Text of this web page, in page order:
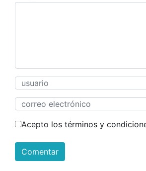
Acepto los términos y
Comentar